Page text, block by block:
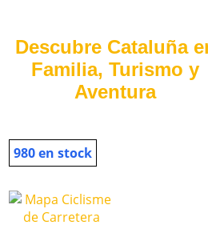
Descubre Cataluña
Familia, Turismo y
Aventura
980 en stock